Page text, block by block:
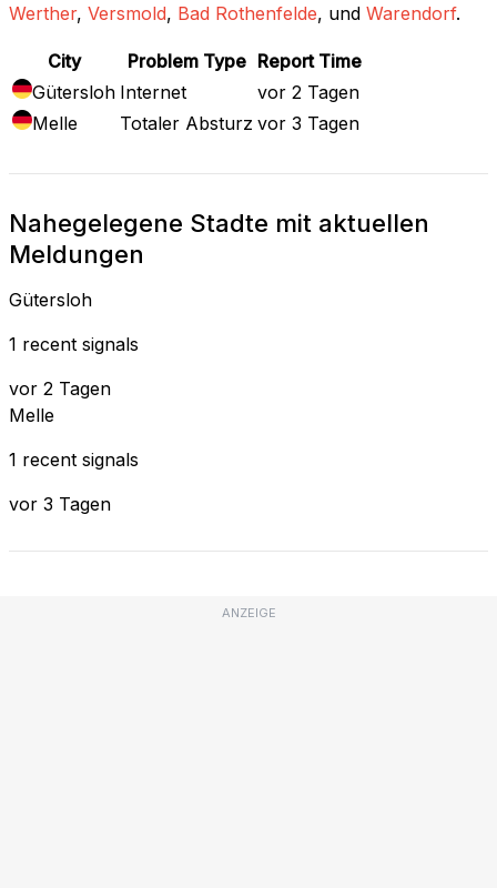
Werther, Versmold, Bad Rothenfelde, und Warendorf.
City Problem Type Report Time
Gütersloh Internet
vor 2 Tagen
Melle
Totaler Absturz vor 3 Tagen
Nahegelegene Stadte mit aktuellen
Meldungen
Gütersloh
1 recent signals
vor 2 Tagen
Melle
1 recent signals
vor 3 Tagen
ANZEIGE